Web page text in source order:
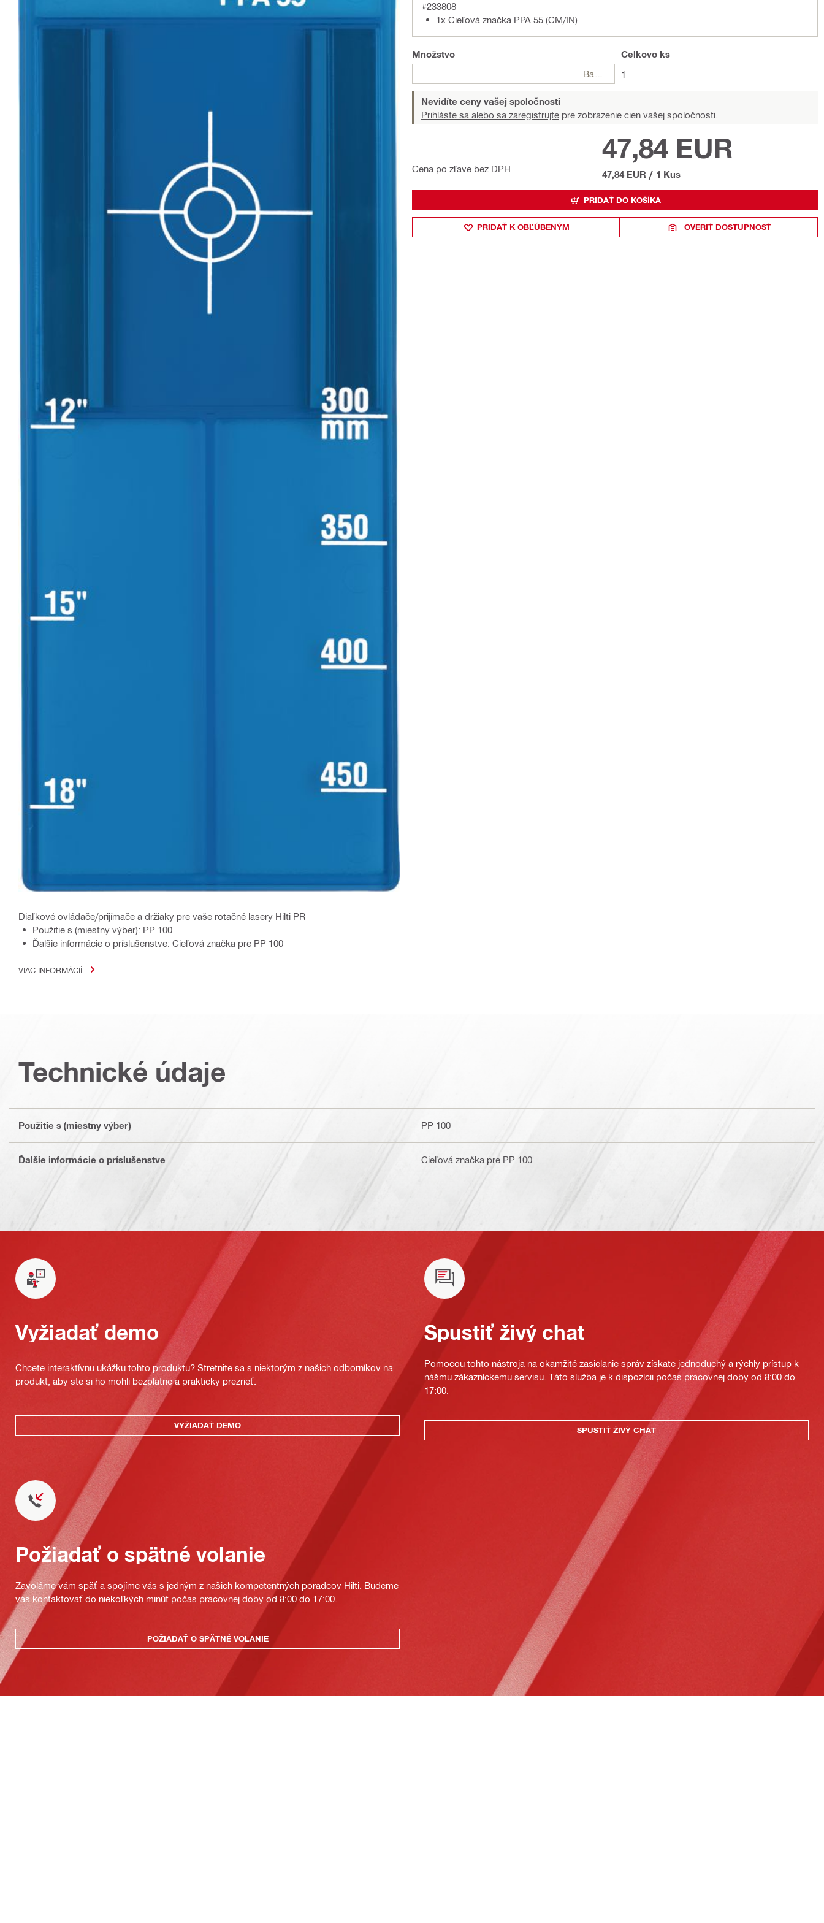
Diaľkové ovládače/prijímače a držiaky pre vaše rotačné lasery Hilti PR
Použitie s (miestny výber): PP 100
Ďalšie informácie o príslušenstve: Cieľová značka pre PP 100
VIAC INFORMÁCIÍ
#233808
1x Cieľová značka PPA 55 (CM/IN)
Množstvo
Celkovo ks
1
Nevidíte ceny vašej spoločnosti
Prihláste sa alebo sa zaregistrujte pre zobrazenie cien vašej spoločnosti.
Cena po zľave bez DPH
47,84 EUR
47,84 EUR / 1 Kus
PRIDAŤ DO KOŠÍKA
PRIDAŤ K OBĽÚBENÝM OVERIŤ DOSTUPNOSŤ
Technické údaje
Použitie s (miestny výber) PP 100
Ďalšie informácie o príslušenstve Cieľová značka pre PP 100
Vyžiadať demo
Chcete interaktívnu ukážku tohto produktu? Stretnite sa s niektorým z našich odborníkov na
produkt, aby ste si ho mohli bezplatne a prakticky prezrieť.
VYŽIADAŤ DEMO
Spustiť živý chat
Pomocou tohto nástroja na okamžité zasielanie správ získate jednoduchý a rýchly prístup k
nášmu zákazníckemu servisu. Táto služba je k dispozícii počas pracovnej doby od 8:00 do
17:00.
SPUSTIŤ ŽIVÝ CHAT
Požiadať o spätné volanie
Zavoláme vám späť a spojíme vás s jedným z našich kompetentných poradcov Hilti. Budeme
vás kontaktovať do niekoľkých minút počas pracovnej doby od 8:00 do 17:00.
POŽIADAŤ O SPÄTNÉ VOLANIE